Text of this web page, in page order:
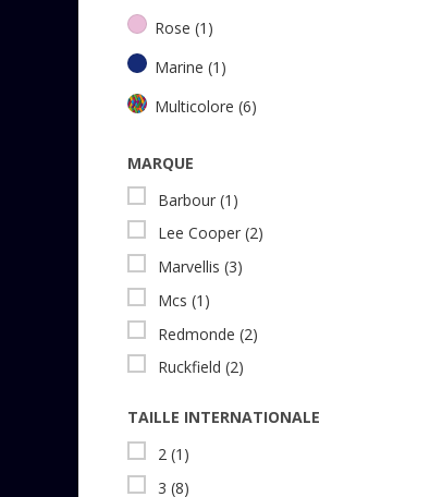
Rose (1)
Marine (1)
Multicolore (6)
MARQUE
Barbour (1)
Lee Cooper (2)
Marvellis (3)
Mcs (1)
Redmonde (2)
Ruckfield (2)
TAILLE INTERNATIONALE
2 (1)
3 (8)